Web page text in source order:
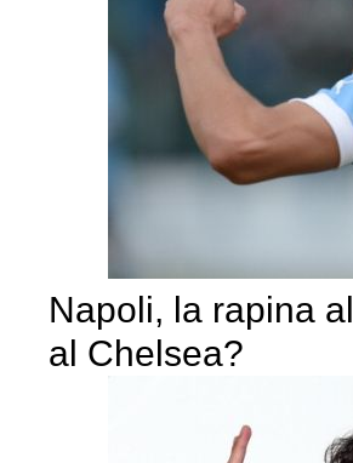
Napoli, la rapina
al Chelsea?